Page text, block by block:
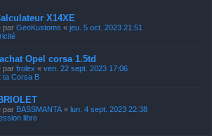
X14XE
par GeoKustoms « jeu. 5 oct. 2023 21:51
Opel corsa 1.5td
par frolex « ven. 22 sept. 2023 17:06
ta Corsa B
par BASSMANTA « lun. 4 sept. 2023 22:38
libre